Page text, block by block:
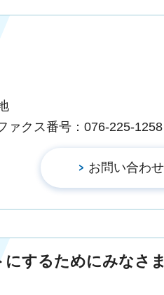
ァクス番号：076-225-1258
するためにみなさ